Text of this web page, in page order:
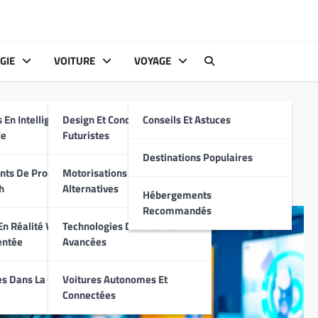
En Intelligence
De Produits
Réalité Virtuelle
Dans La Cyber-
VOITURE
Design Et Conception
Futuristes
Motorisations Hybrides Et
Alternatives
Technologies De Sécurité
Avancées
Voitures Autonomes Et
Connectées
VOYAGE
Conseils Et Astuces
Destinations Populaires
Hébergements
Recommandés
révolutionnent